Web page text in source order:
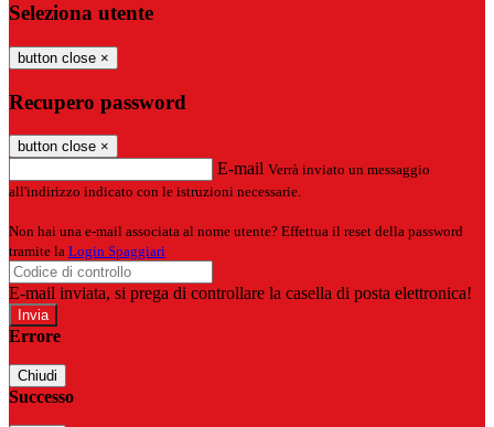
Seleziona utente
button close ×
Recupero password
button close ×
E-mail Verrà inviato un messaggio
all'indirizzo indicato con le istruzioni necessarie.
Non hai una e-mail associata al nome utente? Effettua il reset della password
tramite la Login Spaggiari
E-mail inviata, si prega di controllare la casella di posta elettronica!
Errore
Chiudi
Successo